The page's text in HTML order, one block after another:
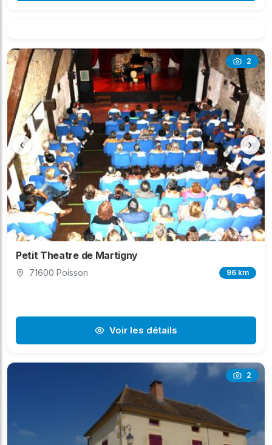
2
‹ ›
Petit Theatre de Martigny
71600 Poisson 96 km
Voir les détails
2